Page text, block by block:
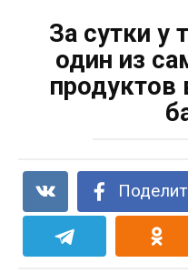
За сутки у
один из
продуктов